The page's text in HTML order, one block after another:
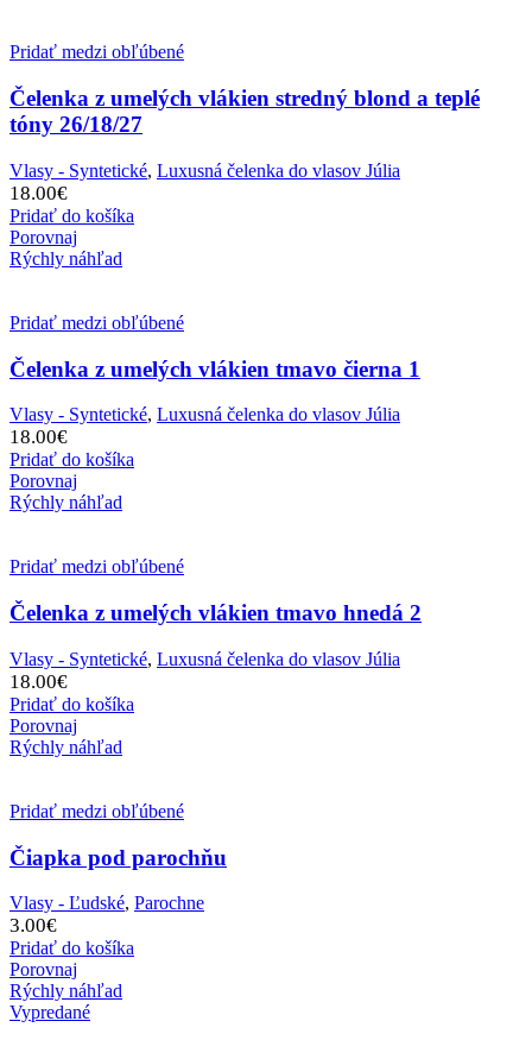
Pridať medzi obľúbené
Čelenka z umelých vlákien stredný blond a teplé
tóny 26/18/27
Vlasy - Syntetické, Luxusná čelenka do vlasov Júlia
18.00€
Pridať do košíka
Porovnaj
Rýchly náhľad
Pridať medzi obľúbené
Čelenka z umelých vlákien tmavo čierna 1
Vlasy - Syntetické, Luxusná čelenka do vlasov Júlia
18.00€
Pridať do košíka
Porovnaj
Rýchly náhľad
Pridať medzi obľúbené
Čelenka z umelých vlákien tmavo hnedá 2
Vlasy - Syntetické, Luxusná čelenka do vlasov Júlia
18.00€
Pridať do košíka
Porovnaj
Rýchly náhľad
Pridať medzi obľúbené
Čiapka pod parochňu
Vlasy - Ľudské, Parochne
3.00€
Pridať do košíka
Porovnaj
Rýchly náhľad
Vypredané